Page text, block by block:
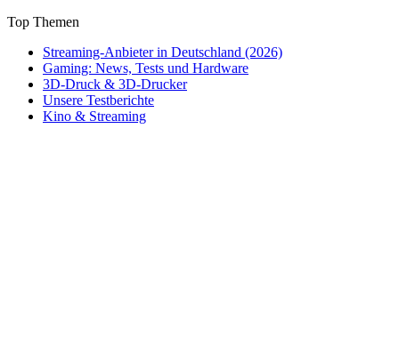
Top Themen
Streaming-Anbieter in Deutschland (2026)
Gaming: News, Tests und Hardware
3D-Druck & 3D-Drucker
Unsere Testberichte
Kino & Streaming